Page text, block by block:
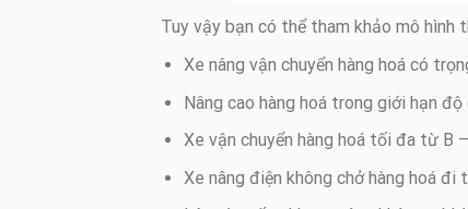
Tuy vậy bạn có thể tham khảo mô hình
Xe nâng vận chuyển hàng hoá có
Nâng cao hàng hoá trong giới hạn
Xe vận chuyển hàng hoá tối đa từ B
Xe nâng điện không chở hàng hoá đi